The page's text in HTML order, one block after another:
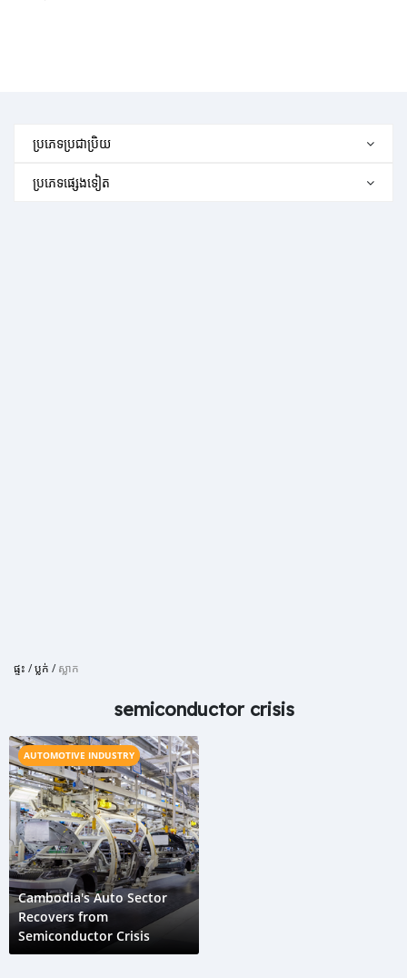
ប្រភេទប្រជាប្រិយ
ប្រភេទផ្សេងទៀត
ផ្ទះ /ប្លក់ /ស្លាក
semiconductor crisis
AUTOMOTIVE INDUSTRY
Cambodia's Auto Sector
Recovers from
Semiconductor Crisis